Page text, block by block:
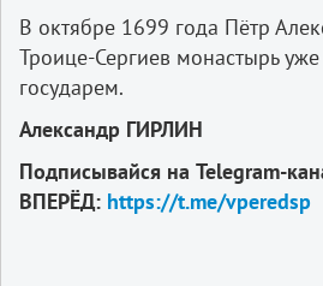
В октябре 1699 года Пётр
Троице-Сергиев монастырь
государем.
Александр ГИРЛИН
Подписывайся на Telegram-
ВПЕРЁД: https://t.me/vperedsp